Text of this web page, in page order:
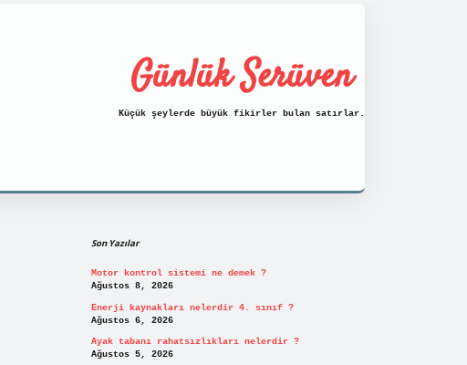
Günlük Serüven
Küçük şeylerde büyük fikirler bulan satırlar.
Son Yazılar
Motor kontrol sistemi ne demek ?
Ağustos 8, 2026
Enerji kaynakları nelerdir 4. sınıf ?
Ağustos 6, 2026
Ayak tabanı rahatsızlıkları nelerdir ?
Ağustos 5, 2026